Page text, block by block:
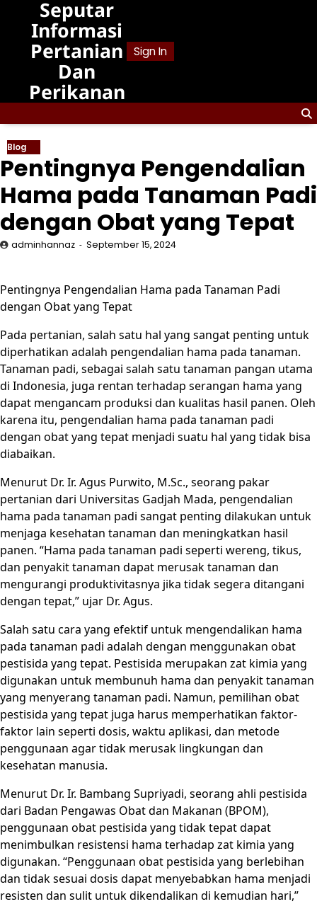
content
Seputar
Informasi
Pertanian
Dan
Perikanan
Sign In
Blog
Pentingnya Pengendalian
Hama pada Tanaman Padi
dengan Obat yang Tepat
adminhannaz September 15, 2024
Pentingnya Pengendalian Hama pada Tanaman Padi
dengan Obat yang Tepat
Pada pertanian, salah satu hal yang sangat penting untuk
diperhatikan adalah pengendalian hama pada tanaman.
Tanaman padi, sebagai salah satu tanaman pangan utama
di Indonesia, juga rentan terhadap serangan hama yang
dapat mengancam produksi dan kualitas hasil panen. Oleh
karena itu, pengendalian hama pada tanaman padi
dengan obat yang tepat menjadi suatu hal yang tidak bisa
diabaikan.
Menurut Dr. Ir. Agus Purwito, M.Sc., seorang pakar
pertanian dari Universitas Gadjah Mada, pengendalian
hama pada tanaman padi sangat penting dilakukan untuk
menjaga kesehatan tanaman dan meningkatkan hasil
panen. “Hama pada tanaman padi seperti wereng, tikus,
dan penyakit tanaman dapat merusak tanaman dan
mengurangi produktivitasnya jika tidak segera ditangani
dengan tepat,” ujar Dr. Agus.
Salah satu cara yang efektif untuk mengendalikan hama
pada tanaman padi adalah dengan menggunakan obat
pestisida yang tepat. Pestisida merupakan zat kimia yang
digunakan untuk membunuh hama dan penyakit tanaman
yang menyerang tanaman padi. Namun, pemilihan obat
pestisida yang tepat juga harus memperhatikan faktor-
faktor lain seperti dosis, waktu aplikasi, dan metode
penggunaan agar tidak merusak lingkungan dan
kesehatan manusia.
Menurut Dr. Ir. Bambang Supriyadi, seorang ahli pestisida
dari Badan Pengawas Obat dan Makanan (BPOM),
penggunaan obat pestisida yang tidak tepat dapat
menimbulkan resistensi hama terhadap zat kimia yang
digunakan. “Penggunaan obat pestisida yang berlebihan
dan tidak sesuai dosis dapat menyebabkan hama menjadi
resisten dan sulit untuk dikendalikan di kemudian hari,”